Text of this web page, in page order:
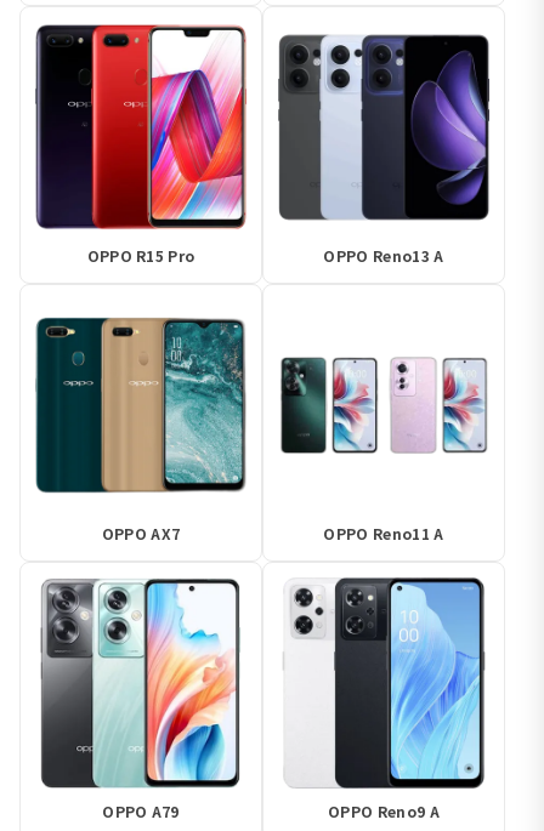
OPPO R15 Pro OPPO Reno13 A
OPPO AX7 OPPO Reno11 A
OPPO A79 OPPO Reno9 A